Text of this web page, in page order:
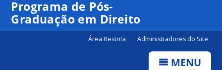
Programa de Pós-
Graduação em Direito
Área Restrita Administradores do Site
MENU